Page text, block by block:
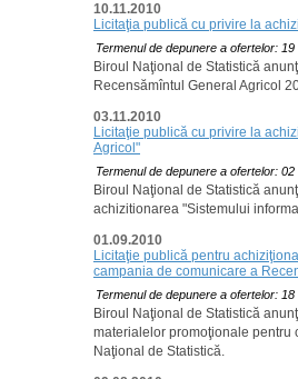
10.11.2010
Licitaţia publică cu privire la
Termenul de depunere a ofertelor:
Biroul Naţional de Statistică
Recensămîntul General Agricol
03.11.2010
Licitaţie publică cu privire la
Agricol"
Termenul de depunere a ofertelor:
Biroul Naţional de Statistică
achizitionarea "Sistemului
01.09.2010
Licitaţie publică pentru
campania de comunicare a
Termenul de depunere a ofertelor:
Biroul Naţional de Statistică
materialelor promoţionale pentru
Naţional de Statistică.